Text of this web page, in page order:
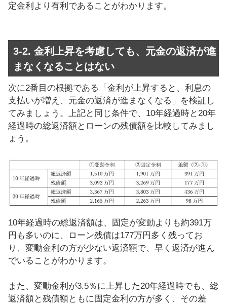
定金利より有利であることがわかります。
3-2. 金利上昇を考慮しても、元金の返済が進
まなくなることはない
次に2番目の根拠である「金利が上昇すると、利息の
支払いが増え、元金の返済が進まなくなる」を検証し
てみましょう。上記と同じ条件で、10年経過時と20年
経過時の総返済額とローンの残債額を比較してみまし
ょう。
10年経過時の総返済額は、固定が変動よりも約391万
円も多いのに、ローン残債は177万円多く残ってお
り、変動金利の方が少ない返済額で、早く返済が進ん
でいることがわかります。
また、変動金利が3.5％に上昇した20年経過時でも、総
返済額と残債額ともに固定金利の方が多く、その差